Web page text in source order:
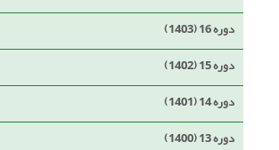
دوره 16 (1403)
دوره 15 (1402)
دوره 14 (1401)
دوره 13 (1400)